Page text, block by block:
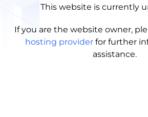
This website is currently
If you are the website owner,
hosting provider for further
assistance.